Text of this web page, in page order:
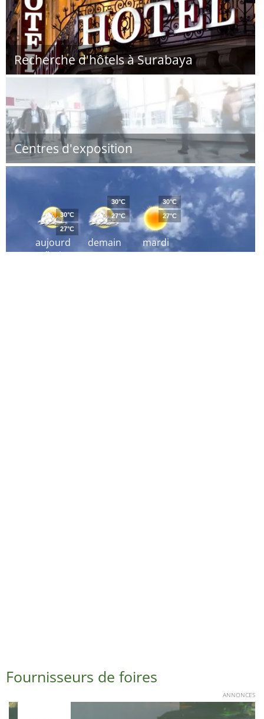
Recherche d'hôtels à Surabaya
Centres d'exposition
aujourd
´hui
30°C
27°C
demain
30°C
27°C
mardi
30°C
27°C
Fournisseurs de foires
ANNONCES